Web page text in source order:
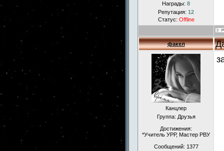
Награды: 8
Репутация: 12
Статус: Offline
факел
Канцлер
Группа: Друзья
Достижения:
*Учитель УРР, Мастер РВУ
Сообщений: 1377